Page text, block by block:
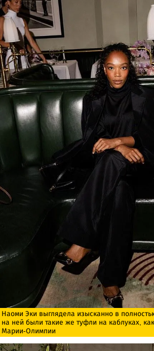
Наоми Эки выглядела изысканно в
на ней были такие же туфли на каблуках,
Марии-Олимпии